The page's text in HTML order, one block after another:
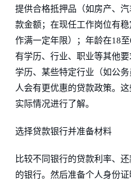
提供合格抵押品（如房产、
款金额；在现任工作岗位有
作满一定年限）；年龄在18
有学历、行业、职业等其他
学历、某些特定行业（如公
人会有更优惠的贷款政策。
实际情况进行了解。
选择贷款银行并准备材料
比较不同银行的贷款利率、
的银行。然后准备个人身份